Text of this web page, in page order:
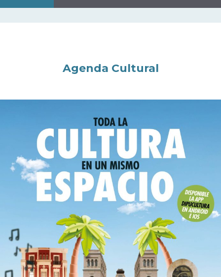
Agenda Cultural